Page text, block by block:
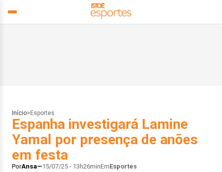
Início> Esportes
Espanha investigará Lamine
Yamal por presença de anões
em festa
PorAnsa 15/07/25 - 13h26minEmEsportes